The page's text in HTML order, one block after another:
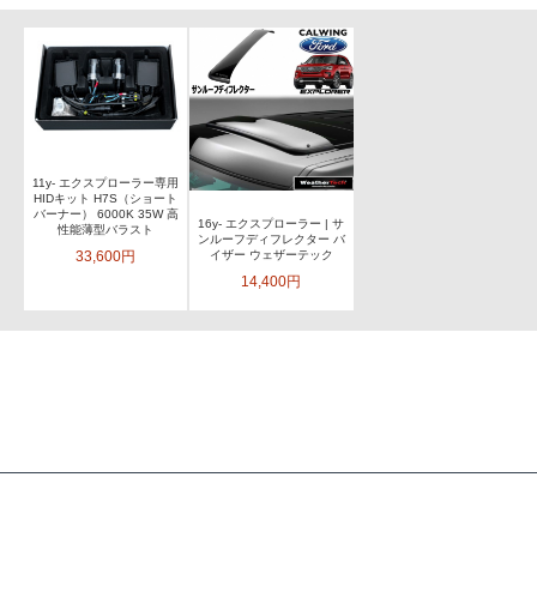
11y- エクスプローラー専用
HIDキット H7S（ショート
バーナー） 6000K 35W 高
性能薄型バラスト
33,600円
16y- エクスプローラー | サ
ンルーフディフレクター バ
イザー ウェザーテック
14,400円